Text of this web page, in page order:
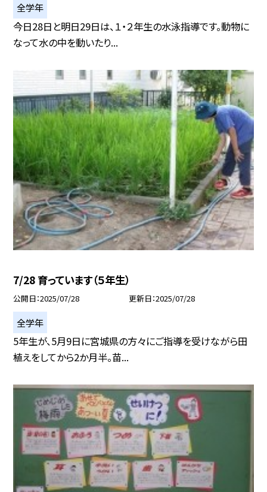
全学年
今日28日と明日29日は、１・２年生の水泳指導です。動物に
なって水の中を動いたり...
7/28 育っています（５年生）
公開日 2025/07/28 更新日 2025/07/28
全学年
5年生が、5月9日に宮城県の方々にご指導を受けながら田
植えをしてから2か月半。苗...